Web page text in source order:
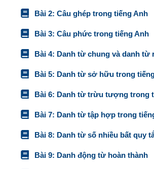
Bài 2: Câu ghép trong tiếng Anh
Bài 3: Câu phức trong tiếng Anh
Bài 4: Danh từ chung và danh từ
Bài 5: Danh từ sở hữu trong
Bài 6: Danh từ trừu tượng trong
Bài 7: Danh từ tập hợp trong
Bài 8: Danh từ số nhiều bất quy
Bài 9: Danh động từ hoàn thành